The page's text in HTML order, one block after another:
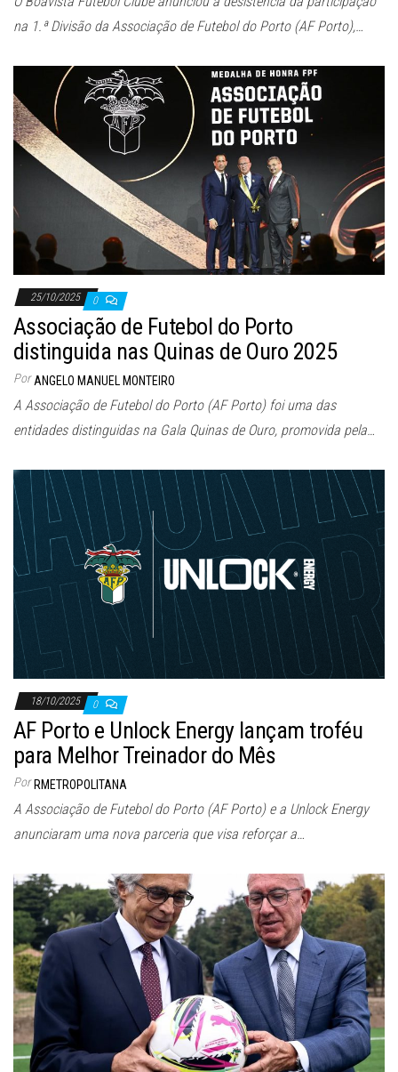
na 1.ª Divisão da Associação de Futebol do Porto (AF Porto),…
25/10/2025 0
Associação de Futebol do Porto
distinguida nas Quinas de Ouro 2025
Por ANGELO MANUEL MONTEIRO
A Associação de Futebol do Porto (AF Porto) foi uma das
entidades distinguidas na Gala Quinas de Ouro, promovida pela…
18/10/2025 0
AF Porto e Unlock Energy lançam troféu
para Melhor Treinador do Mês
Por RMETROPOLITANA
A Associação de Futebol do Porto (AF Porto) e a Unlock Energy
anunciaram uma nova parceria que visa reforçar a…